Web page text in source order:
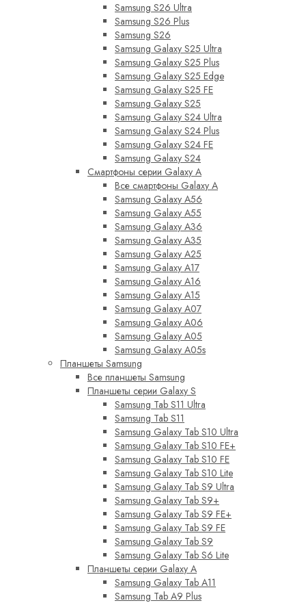
Samsung S26 Ultra
Samsung S26 Plus
Samsung S26
Samsung Galaxy S25 Ultra
Samsung Galaxy S25 Plus
Samsung Galaxy S25 Edge
Samsung Galaxy S25 FE
Samsung Galaxy S25
Samsung Galaxy S24 Ultra
Samsung Galaxy S24 Plus
Samsung Galaxy S24 FE
Samsung Galaxy S24
Смартфоны серии Galaxy A
Все смартфоны Galaxy A
Samsung Galaxy A56
Samsung Galaxy A55
Samsung Galaxy A36
Samsung Galaxy A35
Samsung Galaxy A25
Samsung Galaxy A17
Samsung Galaxy A16
Samsung Galaxy A15
Samsung Galaxy A07
Samsung Galaxy A06
Samsung Galaxy A05
Samsung Galaxy A05s
Планшеты Samsung
Все планшеты Samsung
Планшеты серии Galaxy S
Samsung Tab S11 Ultra
Samsung Tab S11
Samsung Galaxy Tab S10 Ultra
Samsung Galaxy Tab S10 FE+
Samsung Galaxy Tab S10 FE
Samsung Galaxy Tab S10 Lite
Samsung Galaxy Tab S9 Ultra
Samsung Galaxy Tab S9+
Samsung Galaxy Tab S9 FE+
Samsung Galaxy Tab S9 FE
Samsung Galaxy Tab S9
Samsung Galaxy Tab S6 Lite
Планшеты серии Galaxy A
Samsung Galaxy Tab A11
Samsung Tab A9 Plus